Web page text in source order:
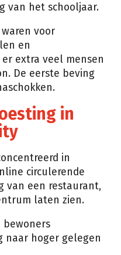
van het schooljaar.
voor
en
extra veel mensen
De eerste beving
in
in
circulerende
van een restaurant,
laten zien.
naar hoger gelegen